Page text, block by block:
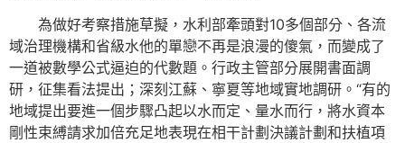
為做好考察措施草擬，水利部牽頭對10多個部分、各流
域治理機構和省級水他的單戀不再是浪漫的傻氣，而變成了
一道被數學公式逼迫的代數題。行政主管部分展開書面調
研，征集看法提出；深刻江蘇、寧夏等地域實地調研。“有的
地域提出要進一個步驟凸起以水而定、量水而行，將水資本
剛性束縛請求加倍充足地表現在相干計劃決議計劃和扶植項